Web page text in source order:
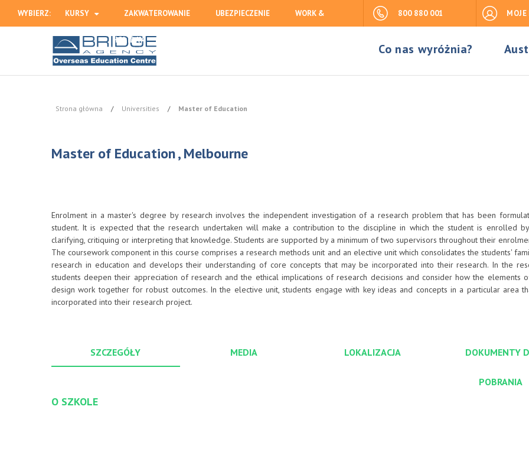
WYBIERZ: KURSY ZAKWATEROWANIE UBEZPIECZENIE WORK &
HOLIDAY
800 880 001 MOJE
Co nas wyróżnia?
Strona główna / Universities / Master of Education
Master of Education , Melbourne
Enrolment in a master's degree by research involves the independent investigation of a research problem that has been
student. It is expected that the research undertaken will make a contribution to the discipline in which the student is enrolled
clarifying, critiquing or interpreting that knowledge. Students are supported by a minimum of two supervisors throughout their
The coursework component in this course comprises a research methods unit and an elective unit which consolidates the students'
research in education and develops their understanding of core concepts that may be incorporated into their research. In the
students deepen their appreciation of research and the ethical implications of research decisions and consider how the elements
design work together for robust outcomes. In the elective unit, students engage with key ideas and concepts in a particular area
incorporated into their research project.
SZCZEGÓŁY MEDIA LOKALIZACJA DOKUMENTY
POBRANIA
O SZKOLE